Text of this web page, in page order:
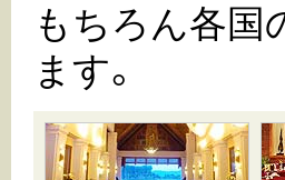
もちろん各国
ます。